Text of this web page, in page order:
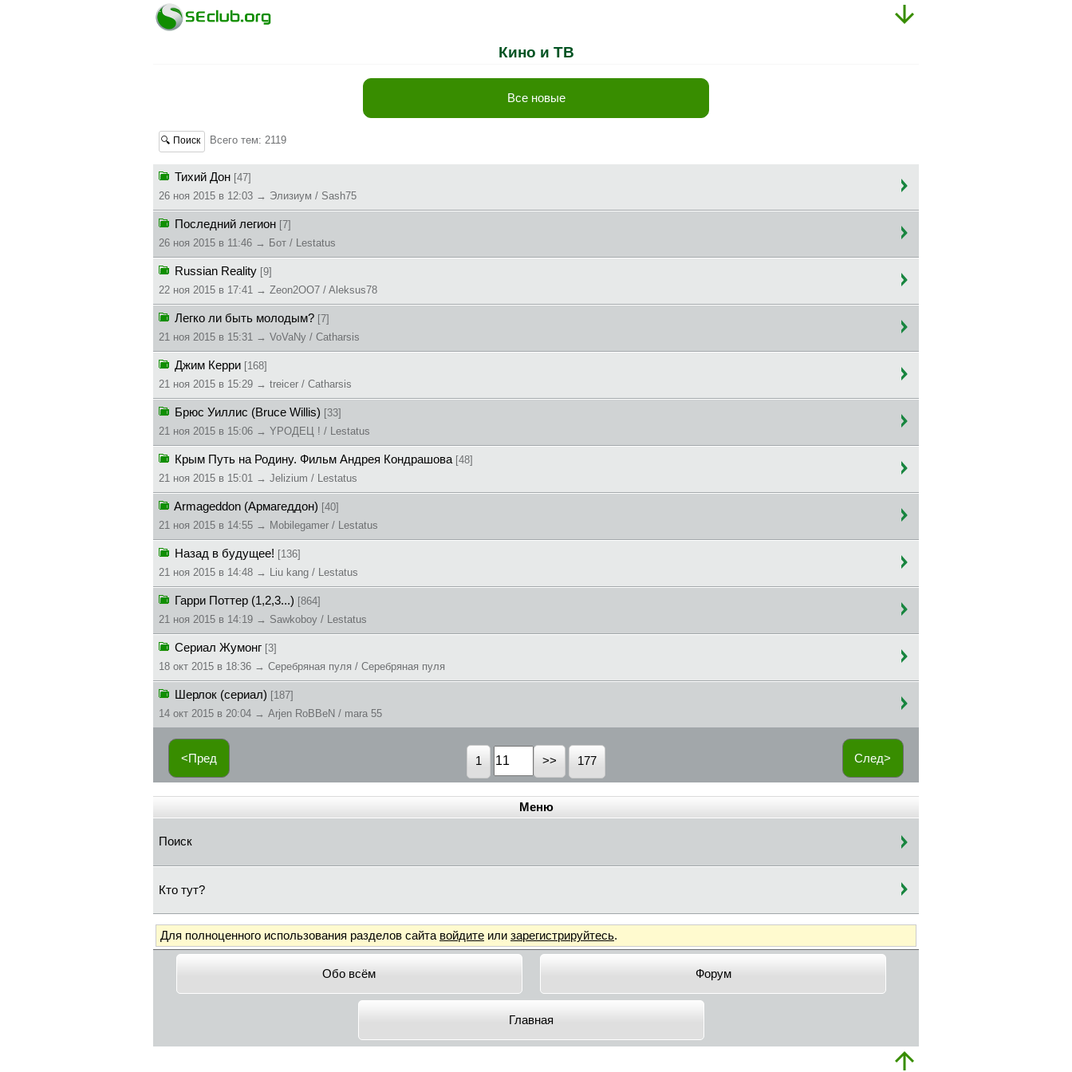
Кино и ТВ
Все новые
🔍 Поиск Всего тем: 2119
Тихий Дон [47]
26 ноя 2015 в 12:03 → Элизиум / Sash75
Последний легион [7]
26 ноя 2015 в 11:46 → Бот / Lestatus
Russian Reality [9]
22 ноя 2015 в 17:41 → Zeon2OO7 / Aleksus78
Легко ли быть молодым? [7]
21 ноя 2015 в 15:31 → VoVaNy / Catharsis
Джим Керри [168]
21 ноя 2015 в 15:29 → treicer / Catharsis
Брюс Уиллис (Bruce Willis) [33]
21 ноя 2015 в 15:06 → YPOДEЦ ! / Lestatus
Крым Путь на Родину. Фильм Андрея Кондрашова [48]
21 ноя 2015 в 15:01 → Jelizium / Lestatus
Armageddon (Армагеддон) [40]
21 ноя 2015 в 14:55 → Mobilegamer / Lestatus
Назад в будущее! [136]
21 ноя 2015 в 14:48 → Liu kang / Lestatus
Гарри Поттер (1,2,3...) [864]
21 ноя 2015 в 14:19 → Sawkoboy / Lestatus
Сериал Жумонг [3]
18 окт 2015 в 18:36 → Серебряная пуля / Серебряная пуля
Шерлок (сериал) [187]
14 окт 2015 в 20:04 → Arjen RoBBeN / mara 55
<Пред След>
1 177
Меню
Поиск
Кто тут?
Для полноценного использования разделов сайта войдите или зарегистрируйтесь.
Обо всём Форум
Главная